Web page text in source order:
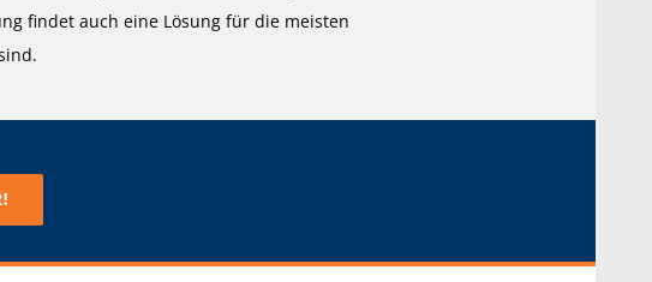
findet auch eine Lösung für die meisten